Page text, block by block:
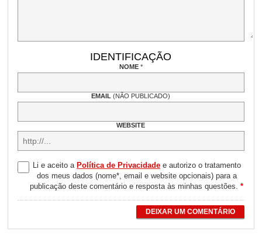
IDENTIFICAÇÃO
NOME *
EMAIL(NÃO PUBLICADO)
WEBSITE
Li e aceito a Política de Privacidadee autorizo o tratamento
dos meus dados (nome*, email e website opcionais) para a
publicação deste comentário e resposta às minhas questões.*
DEIXAR UM COMENTÁRIO